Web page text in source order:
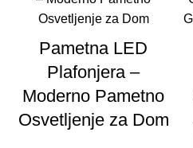
Pametna LED
Plafonjera –
Moderno Pametno
Osvetljenje za Dom